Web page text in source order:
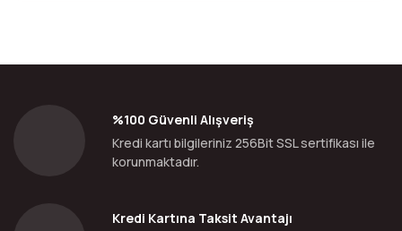
%100 Güvenli Alışveriş
Kredi kartı bilgileriniz 256Bit SSL sertifikası ile
korunmaktadır.
Kredi Kartına Taksit Avantajı